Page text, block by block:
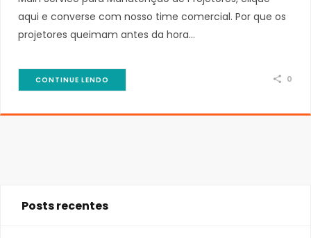
aqui e converse com nosso time comercial. Por que os
projetores queimam antes da hora…
CONTINUE LENDO 0
Posts recentes